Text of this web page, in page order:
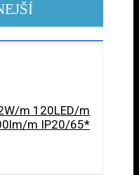
m 120LED/m
m IP20/65*